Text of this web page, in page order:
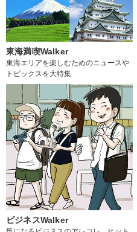
東海満喫Walker
東海エリアを楽しむためのニュースや
トピックスを大特集
ビジネスWalker